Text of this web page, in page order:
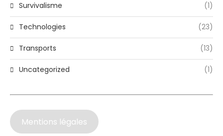
Survivalisme (1)
Technologies (23)
Transports (13)
Uncategorized (1)
Mentions légales